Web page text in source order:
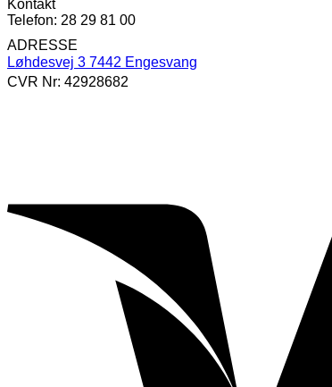
Kontakt
Telefon: 28 29 81 00
ADRESSE
Løhdesvej 3 7442 Engesvang
CVR Nr: 42928682